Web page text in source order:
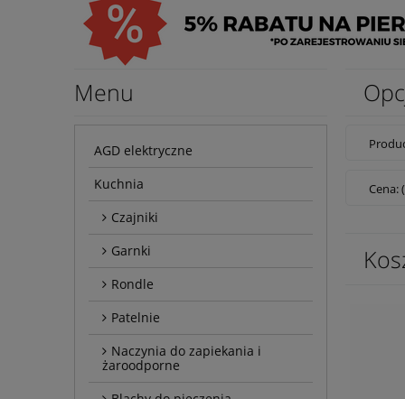
Menu
AGD elektryczne
Kuchnia
Czajniki
Garnki
Rondle
Patelnie
Naczynia do zapiekania i
żaroodporne
Cena: